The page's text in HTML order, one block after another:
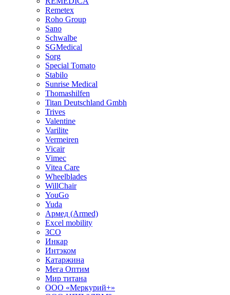
Remetex
Roho Group
Sano
Schwalbe
SGMedical
Sorg
Special Tomato
Stabilo
Sunrise Medical
Thomashilfen
Titan Deutschland Gmbh
Trives
Valentine
Varilite
Vermeiren
Vicair
Vimec
Vitea Care
Wheelblades
WillChair
YouGo
Yuda
Армед (Armed)
Еxcel mobility
ЗСО
Инкар
Интэком
Катаржина
Мега Оптим
Мир титана
ООО «Меркурий+»